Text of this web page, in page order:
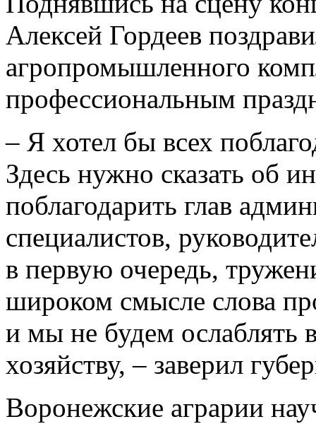
Алексей Гордеев
агропромышленного
профессиональным
– Я хотел бы всех
Здесь нужно сказать об
поблагодарить глав
специалистов,
в первую очередь,
широком смысле слова
и мы не будем ослаблять
хозяйству, – заверил
Воронежские аграрии